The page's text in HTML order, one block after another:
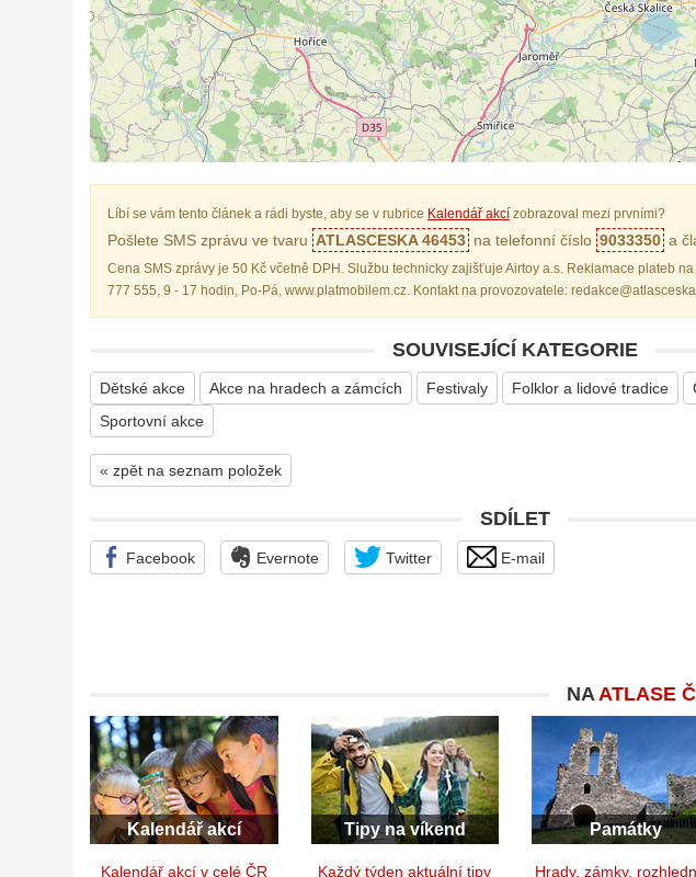
Líbí se vám tento článek a rádi byste, aby se v rubrice Kalendář akcí zobrazoval mezi prvními?
Pošlete SMS zprávu ve tvaru ATLASCESKA 46453 na telefonní číslo 9033350 a
Cena SMS zprávy je 50 Kč včetně DPH. Službu technicky zajišťuje Airtoy a.s. Reklamace plateb
777 555, 9 - 17 hodin, Po-Pá, www.platmobilem.cz. Kontakt na provozovatele:
SOUVISEJÍCÍ KATEGORIE
Dětské akce Akce na hradech a zámcích Festivaly Folklor a lidové tradice
Sportovní akce
« zpět na seznam položek
SDÍLET
Facebook Evernote Twitter E-mail
NAATLASE
Kalendář akcí
Kalendář akcí v celé ČR
Tipy na víkend
Každý týden aktuální tipy
Památky
Hrady, zámky,